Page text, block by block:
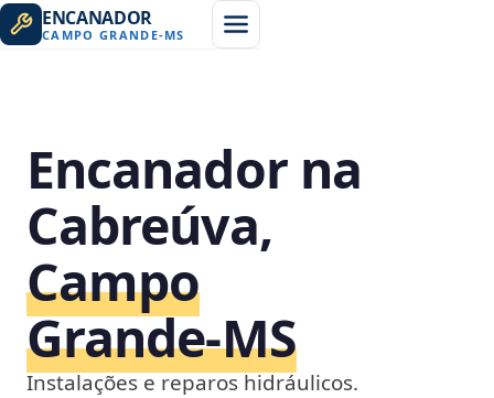
ENCANADOR
CAMPO GRANDE-MS
Encanador na
Cabreúva,
Campo
Grande‑MS
Instalações e reparos hidráulicos.